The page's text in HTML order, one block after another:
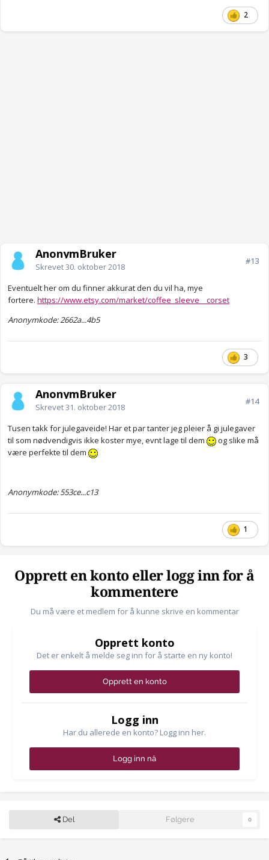
2
AnonymBruker
Skrevet30. oktober 2018
#13
Eventuelt her om du finner akkurat den du vil ha, mye
fortere. https://www.etsy.com/market/coffee_sleeve__corset
Anonymkode: 2662a...4b5
3
AnonymBruker
Skrevet31. oktober 2018
#14
Tusen takk for julegaveide! Har et par tanter jeg pleier å gi julegaver
til som nødvendigvis ikke koster mye, evnt lage til dem
og slike må
være perfekte til dem
Anonymkode: 553ce...c13
1
Opprett en konto eller logg inn for å
kommentere
Du må være et medlem for å kunne skrive en kommentar
Opprett konto
Det er enkelt å melde seg inn for å starte en ny konto!
Opprett en konto
Logg inn
Har du allerede en konto? Logg inn her.
Logg inn nå
Del Følgere 0